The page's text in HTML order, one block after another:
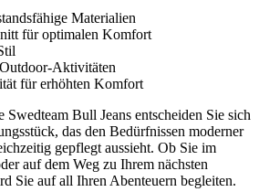
Materialien
für optimalen Komfort
Aktivitäten
für erhöhten Komfort
Swedteam Bull Jeans entscheiden Sie sich
das den Bedürfnissen moderner
gepflegt aussieht. Ob Sie im
auf dem Weg zu Ihrem nächsten
Sie auf all Ihren Abenteuern begleiten.